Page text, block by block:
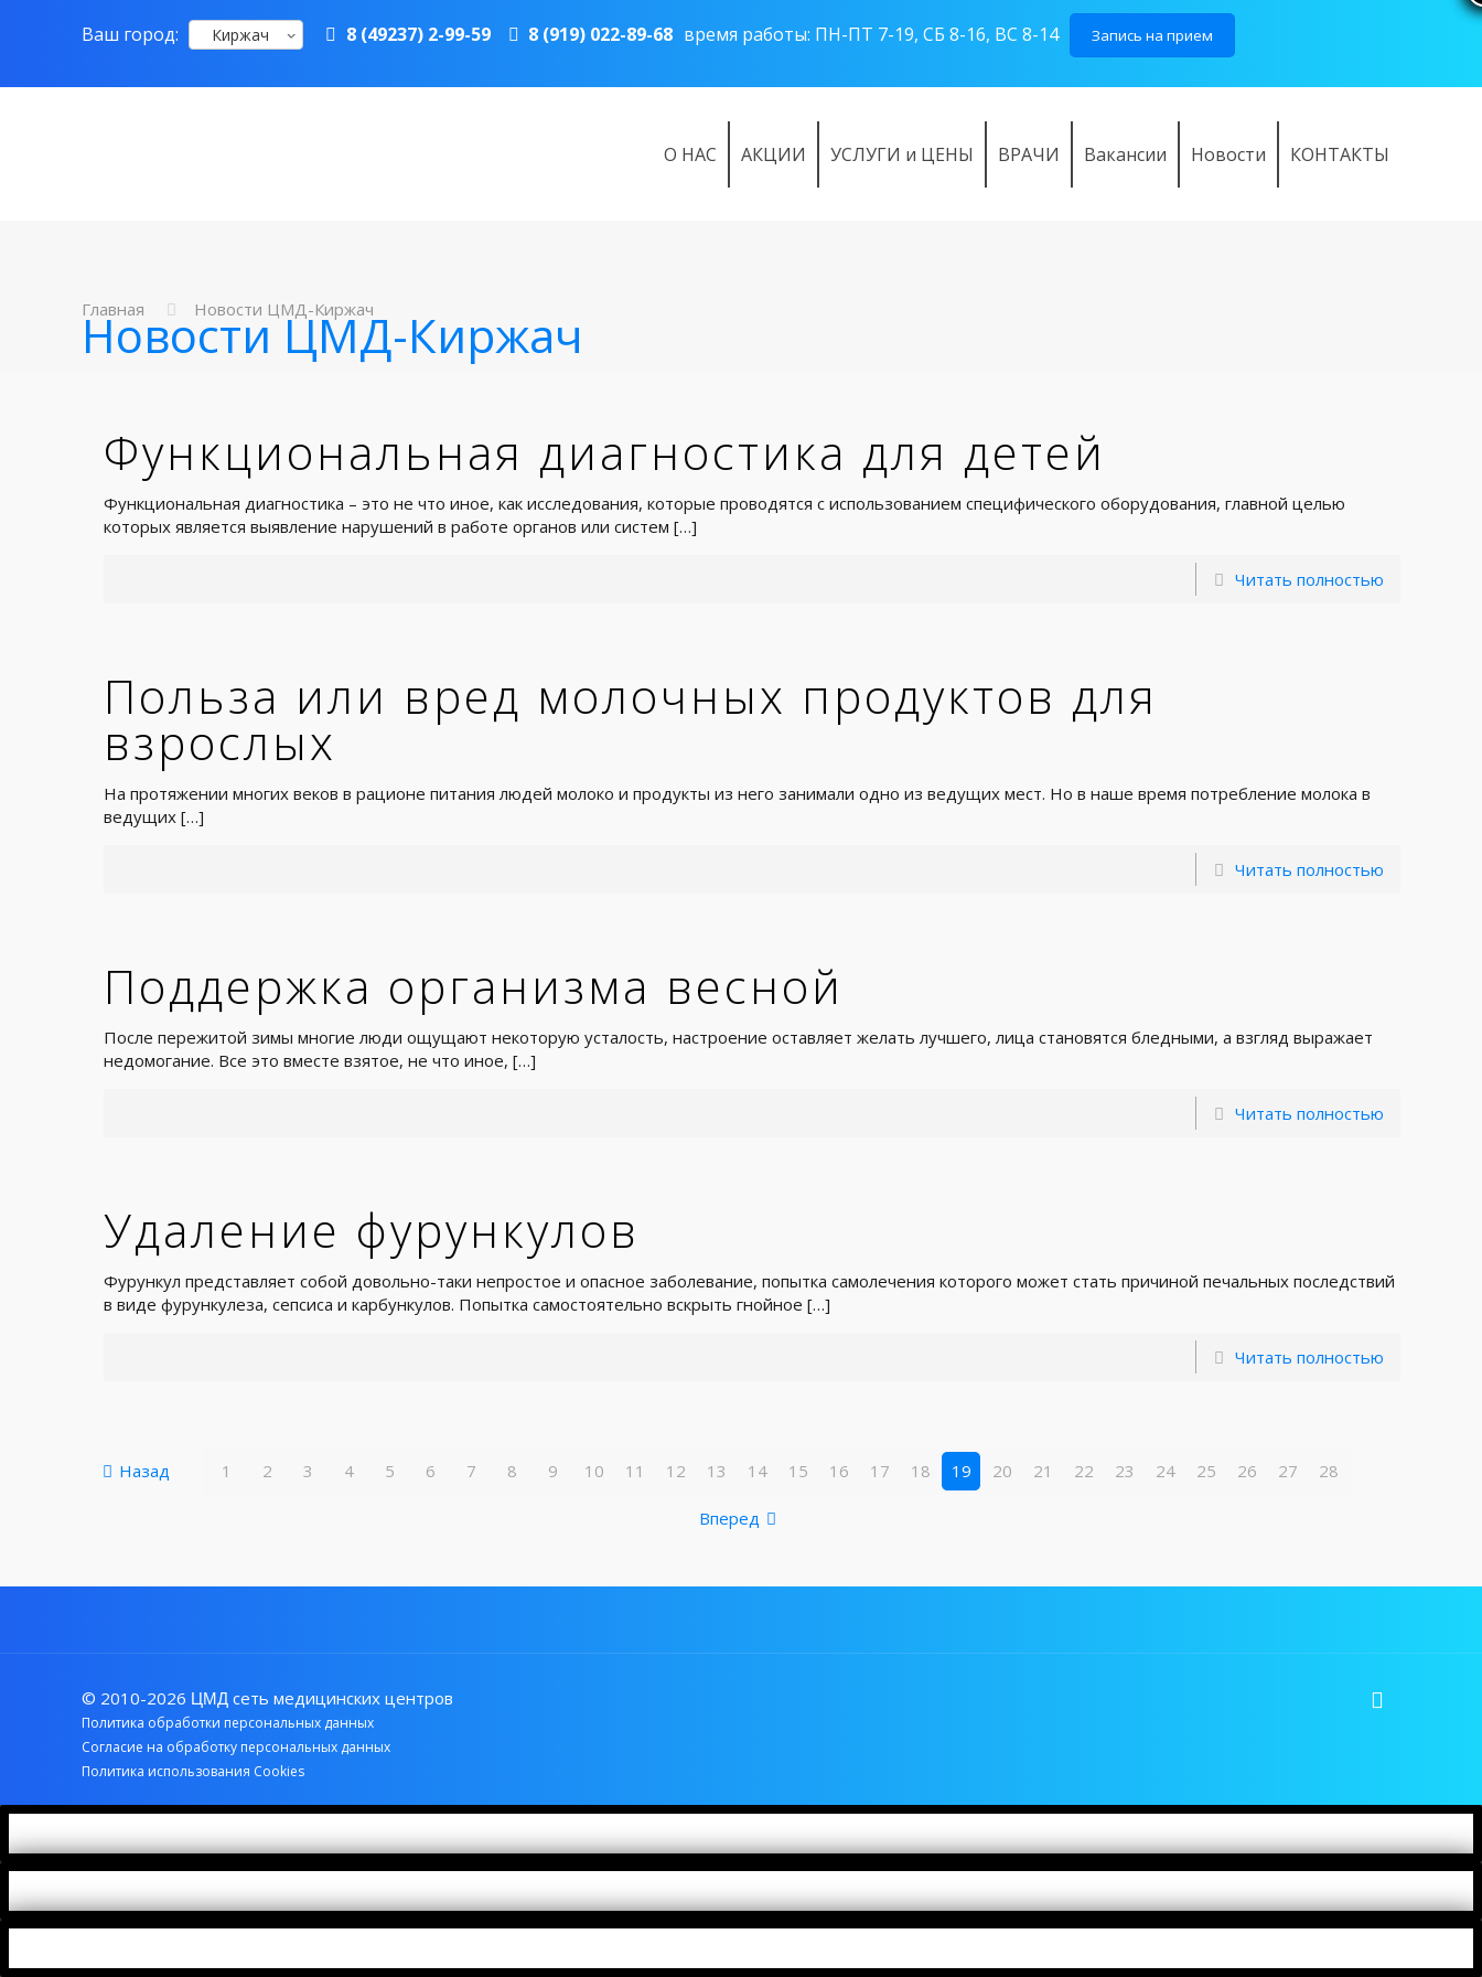
Ваш город: Киржач 8 (49237) 2-99-59 8 (919) 022-89-68 время работы: ПН-ПТ 7-19, СБ 8-16, ВС 8-14 Запись на прием
О НАС АКЦИИ УСЛУГИ и ЦЕНЫ ВРАЧИ Вакансии Новости КОНТАКТЫ
Главная Новости ЦМД-Киржач
Новости ЦМД-Киржач
Функциональная диагностика для детей
Функциональная диагностика – это не что иное, как исследования, которые проводятся с использованием специфического оборудования, главной целью
которых является выявление нарушений в работе органов или систем […]
Читать полностью
Польза или вред молочных продуктов для
взрослых
На протяжении многих веков в рационе питания людей молоко и продукты из него занимали одно из ведущих мест. Но в наше время потребление молока в
ведущих […]
Читать полностью
Поддержка организма весной
После пережитой зимы многие люди ощущают некоторую усталость, настроение оставляет желать лучшего, лица становятся бледными, а взгляд выражает
недомогание. Все это вместе взятое, не что иное, […]
Читать полностью
Удаление фурункулов
Фурункул представляет собой довольно-таки непростое и опасное заболевание, попытка самолечения которого может стать причиной печальных последствий
в виде фурункулеза, сепсиса и карбункулов. Попытка самостоятельно вскрыть гнойное […]
Читать полностью
Назад 1 2 3 4 5 6 7 8 9 10 11 12 13 14 15 16 17 18 19 20 21 22 23 24 25 26 27 28
Вперед
© 2010-2026 ЦМД сеть медицинских центров
Политика обработки персональных данных
Согласие на обработку персональных данных
Политика использования Cookies